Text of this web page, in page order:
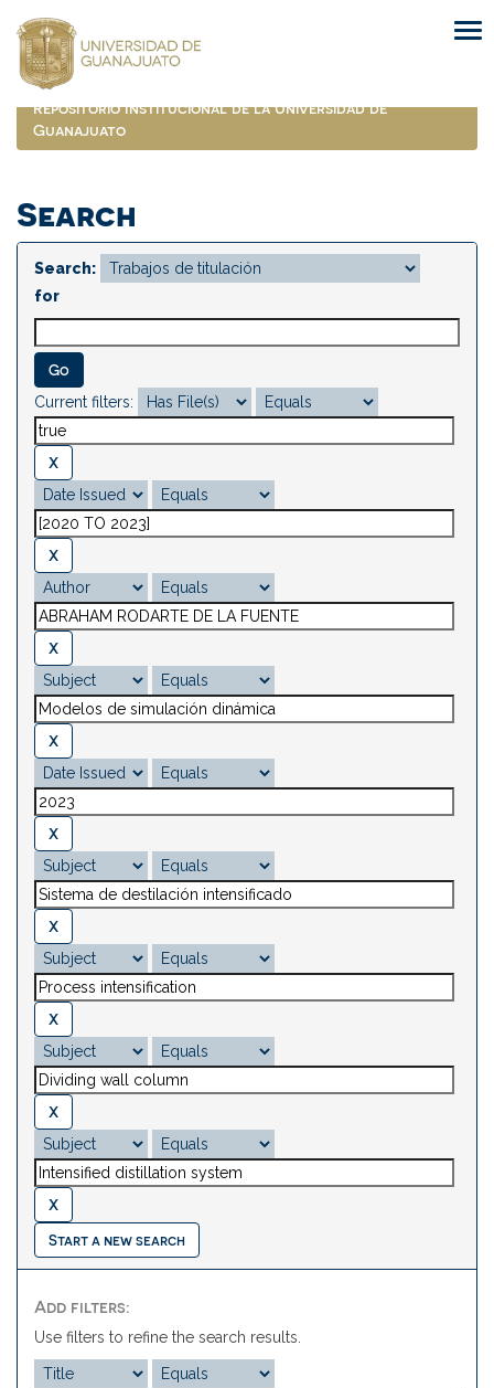
navigation
Repositorio Institucional de la Universidad de
Guanajuato
Search
Search:
for
Current filters:
Start a new search
Add filters:
Use filters to refine the search results.